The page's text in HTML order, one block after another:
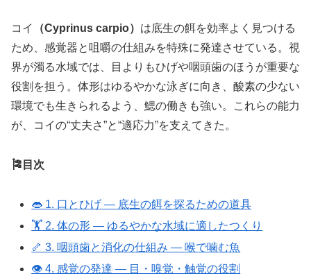
コイ （Cyprinus carpio） は底生の餌を効率よく見つける
ため、感覚器と咀嚼の仕組みを特殊に発達させている。視
界が濁る水域では、目よりもひげや咽頭歯のほうが重要な
役割を担う。体形はゆるやかな泳ぎに向き、酸素の少ない
環境でも生きられるよう、鰓の働きも強い。これらの能力
が、コイの“丈夫さ”と“適応力”を支えてきた。
🎏目次
👄 1. 口とひげ ― 底生の餌を探るための道具
🏋️ 2. 体の形 ― ゆるやかな水域に適したつくり
🦴 3. 咽頭歯と消化の仕組み ― 喉で噛む魚
👁️ 4. 感覚の発達 ― 目・嗅覚・触覚の役割